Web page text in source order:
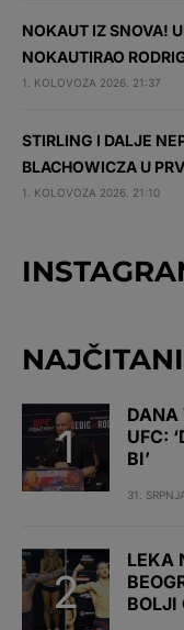
NOKAUT IZ SNOVA!
NOKAUTIRAO
1. KOLOVOZA 2026. 21:37
STIRLING I DALJE
BLACHOWICZA U
1. KOLOVOZA 2026. 21:10
DANA
UFC:
BI’
31.
LEKA
BOLJI